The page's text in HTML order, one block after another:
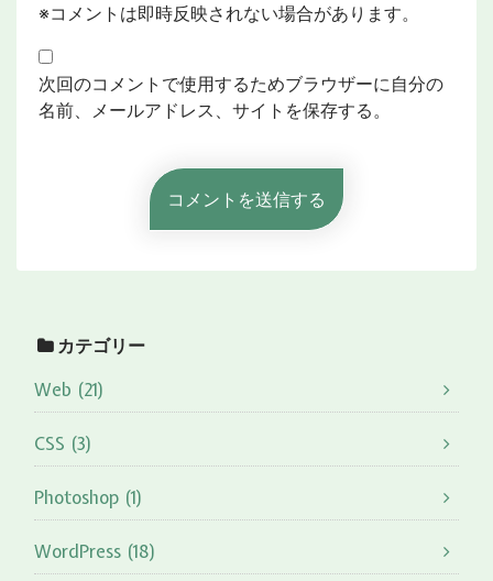
※コメントは即時反映されない場合があります。
次回のコメントで使用するためブラウザーに自分の
名前、メールアドレス、サイトを保存する。
カテゴリー
Web (21)
CSS (3)
Photoshop (1)
WordPress (18)